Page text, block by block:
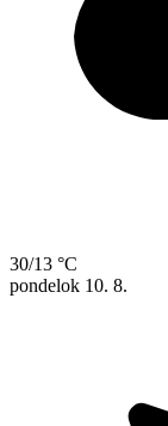
30/13 °C
pondelok 10. 8.